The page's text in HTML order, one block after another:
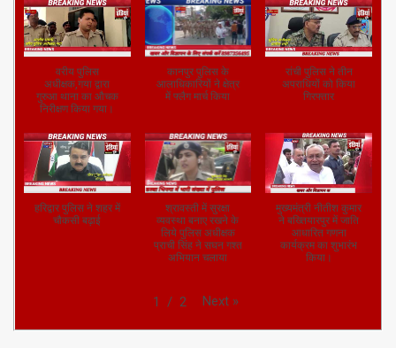
वरीय पुलिस
अधीक्षक,गया द्वारा
गुरुआ थाना का औचक
निरीक्षण किया गया।
कानपुर पुलिस के
आलाधिकारियों ने क्षेत्र
में फ्लैग मार्च किया
रांची पुलिस ने तीन
अपराधियों को किया
गिरफ्तार
हरिद्वार पुलिस ने शहर में
चौकसी बढ़ाई
श्रावस्ती में सुरक्षा
व्यवस्था बनाए रखने के
लिये पुलिस अधीक्षक
प्राची सिंह ने सघन गश्त
अभियान चलाया
मुख्यमंत्री नीतीश कुमार
ने बख्तियारपुर में जाति
आधारित गणना
कार्यक्रम का शुभारंभ
किया।
1 / 2 Next »